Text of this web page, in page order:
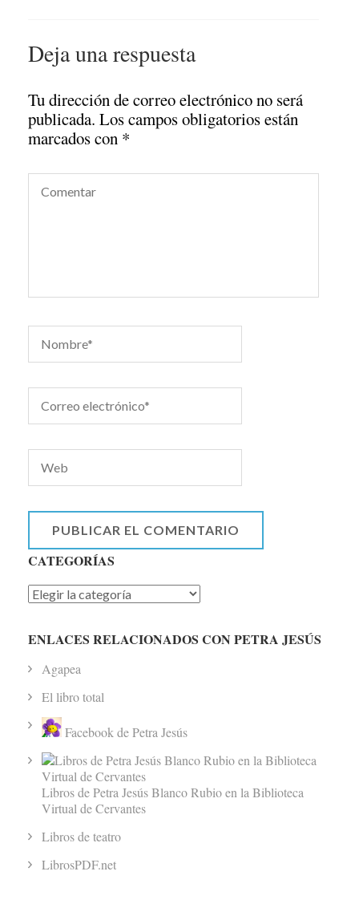
Deja una respuesta
Tu dirección de correo electrónico no será
publicada. Los campos obligatorios están
marcados con *
CATEGORÍAS
Categorías
ENLACES RELACIONADOS CON PETRA JESÚS
Agapea
El libro total
Facebook de Petra Jesús
Libros de Petra Jesús Blanco Rubio en la Biblioteca
Virtual de Cervantes
Libros de teatro
LibrosPDF.net